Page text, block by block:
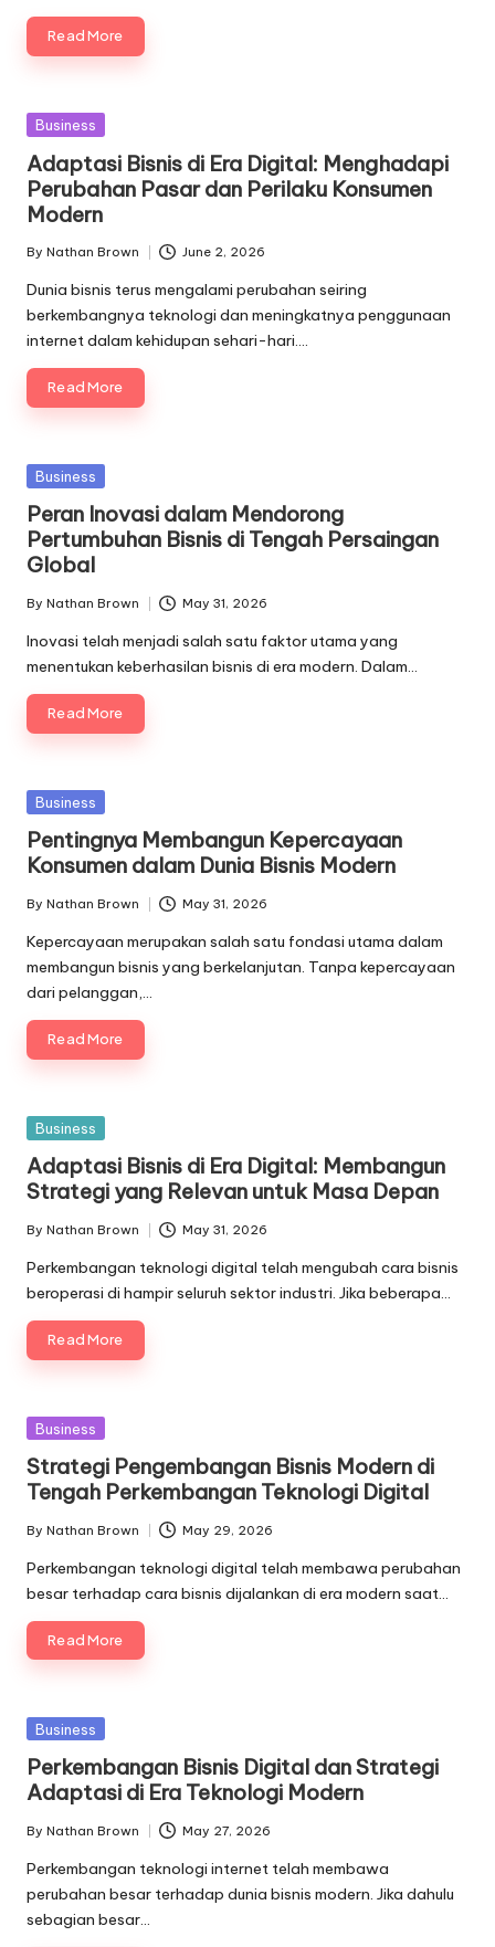
Read More
Posted
Business
Adaptasi Bisnis di Era Digital: Menghadapi
Perubahan Pasar dan Perilaku Konsumen
Modern
Posted
by
By Nathan Brown June 2, 2026
Dunia bisnis terus mengalami perubahan seiring
berkembangnya teknologi dan meningkatnya penggunaan
internet dalam kehidupan sehari-hari.…
Read More
Posted
Business
Peran Inovasi dalam Mendorong
Pertumbuhan Bisnis di Tengah Persaingan
Global
Posted
by
By Nathan Brown May 31, 2026
Inovasi telah menjadi salah satu faktor utama yang
menentukan keberhasilan bisnis di era modern. Dalam…
Read More
Posted
Business
Pentingnya Membangun Kepercayaan
Konsumen dalam Dunia Bisnis Modern
Posted
by
By Nathan Brown May 31, 2026
Kepercayaan merupakan salah satu fondasi utama dalam
membangun bisnis yang berkelanjutan. Tanpa kepercayaan
dari pelanggan,…
Read More
Posted
Business
Adaptasi Bisnis di Era Digital: Membangun
Strategi yang Relevan untuk Masa Depan
Posted
by
By Nathan Brown May 31, 2026
Perkembangan teknologi digital telah mengubah cara bisnis
beroperasi di hampir seluruh sektor industri. Jika beberapa…
Read More
Posted
Business
Strategi Pengembangan Bisnis Modern di
Tengah Perkembangan Teknologi Digital
Posted
by
By Nathan Brown May 29, 2026
Perkembangan teknologi digital telah membawa perubahan
besar terhadap cara bisnis dijalankan di era modern saat…
Read More
Posted
Business
Perkembangan Bisnis Digital dan Strategi
Adaptasi di Era Teknologi Modern
Posted
by
By Nathan Brown May 27, 2026
Perkembangan teknologi internet telah membawa
perubahan besar terhadap dunia bisnis modern. Jika dahulu
sebagian besar…